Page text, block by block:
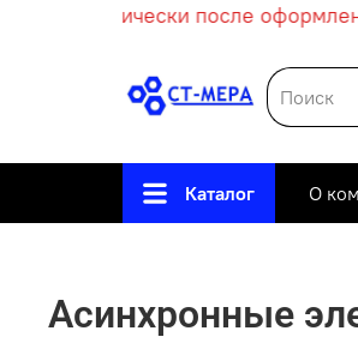
автоматически после
Каталог О
Асинхронные